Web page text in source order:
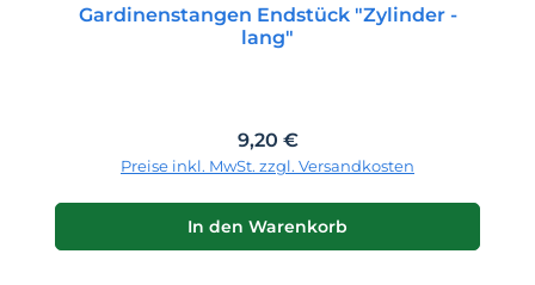
Gardinenstangen Endstück "Zylinder -
lang"
Regulärer Preis:
9,20 €
Preise inkl. MwSt. zzgl. Versandkosten
In den Warenkorb